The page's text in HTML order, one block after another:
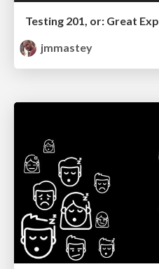
Testing 201, or: Great
jmmastey